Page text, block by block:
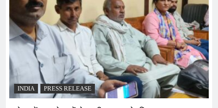
INDIA PRESS RELEASE